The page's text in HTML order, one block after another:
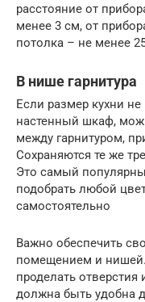
расстояние от
менее 3 см, от
потолка – не менее
В нише гарнитура
Если размер кухни
настенный шкаф,
между гарнитуром,
Сохраняются те же
Это самый
подобрать любой
самостоятельно
Важно обеспечить
помещением и нишей.
проделать
должна быть удобна